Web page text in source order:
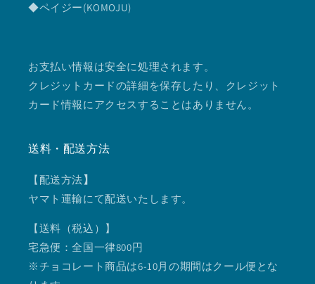
◆ペイジー(KOMOJU)
お支払い情報は安全に処理されます。
クレジットカードの詳細を保存したり、クレジット
カード情報にアクセスすることはありません。
送料・配送方法
【配送方法】
ヤマト運輸にて配送いたします。
【送料（税込）】
宅急便：全国一律800円
※チョコレート商品は6-10月の期間はクール便とな